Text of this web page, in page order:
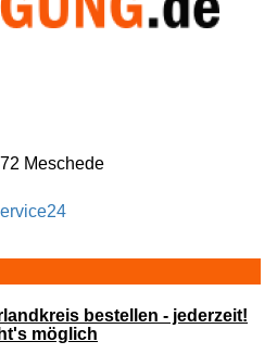
Meschede
bestellen - jederzeit!
möglich